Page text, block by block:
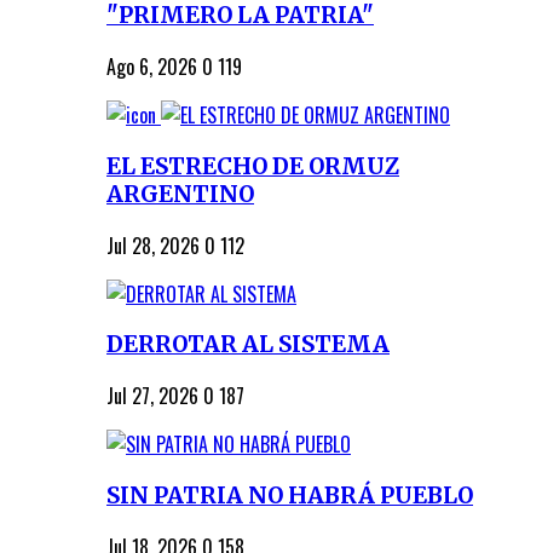
"PRIMERO LA PATRIA"
Ago 6, 2026 0 119
EL ESTRECHO DE ORMUZ
ARGENTINO
Jul 28, 2026 0 112
DERROTAR AL SISTEMA
Jul 27, 2026 0 187
SIN PATRIA NO HABRÁ PUEBLO
Jul 18, 2026 0 158